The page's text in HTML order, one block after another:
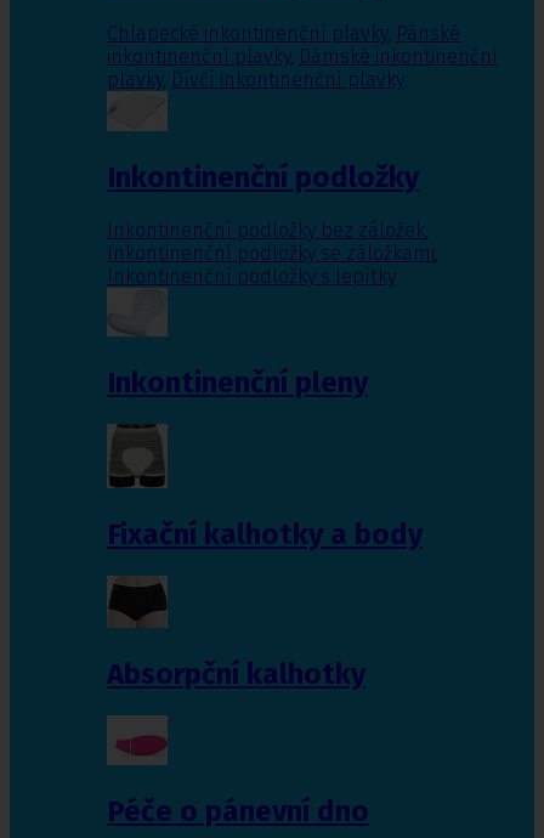
Chlapecké inkontinenční plavky, Pánské
inkontinenční plavky, Dámské inkontinenční
plavky, Dívčí inkontinenční plavky
Inkontinenční podložky
Inkontinenční podložky bez záložek,
Inkontinenční podložky se záložkami,
Inkontinenční podložky s lepítky
Inkontinenční pleny
Fixační kalhotky a body
Absorpční kalhotky
Péče o pánevní dno